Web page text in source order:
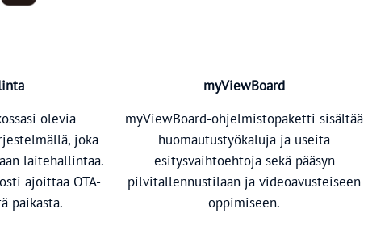
olevia
joka
laitehallintaa.
ajoittaa OTA-
paikasta.
myViewBoard
myViewBoard-ohjelmistopaketti sisältää
huomautustyökaluja ja useita
esitysvaihtoehtoja sekä pääsyn
pilvitallennustilaan ja videoavusteiseen
oppimiseen.